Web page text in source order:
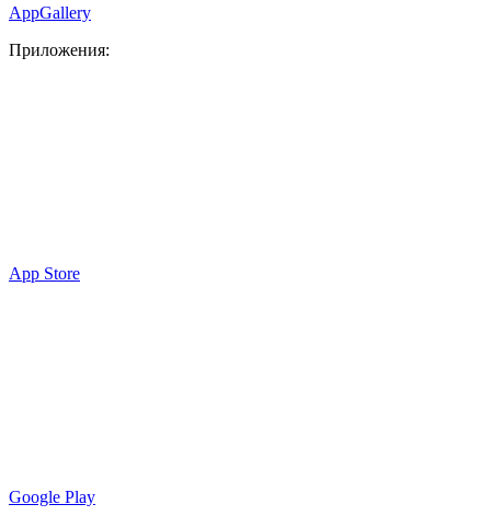
AppGallery
Приложения:
App Store
Google Play